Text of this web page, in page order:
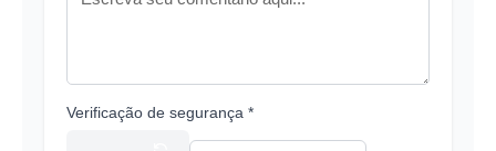
Verificação de segurança *